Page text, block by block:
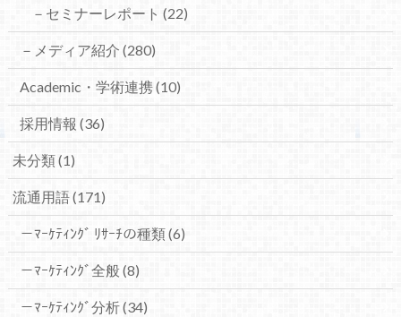
－セミナーレポート (22)
－メディア紹介 (280)
Academic・学術連携(10)
採用情報 (36)
未分類(1)
流通用語(171)
－ﾏｰｹﾃｨﾝｸﾞ ﾘｻｰﾁの種類(6)
－ﾏｰｹﾃｨﾝｸﾞ全般(8)
－ﾏｰｹﾃｨﾝｸﾞ分析(34)